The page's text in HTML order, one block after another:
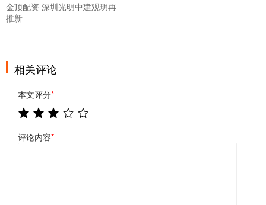
金顶配资 深圳光明中建观玥再
推新
相关评论
本文评分*
评论内容*